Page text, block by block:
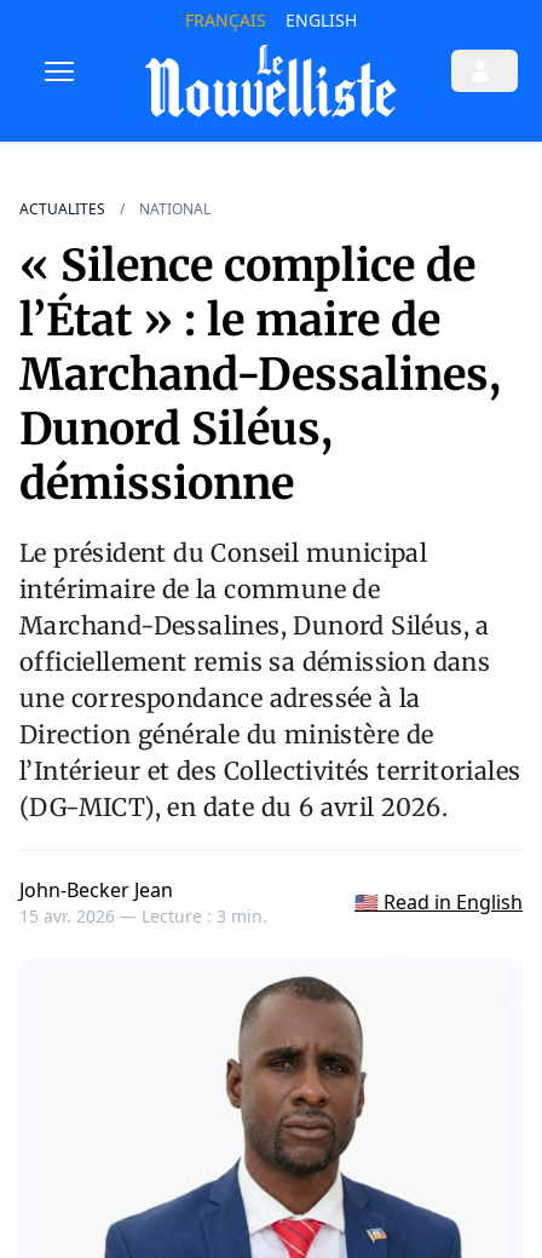
FRANÇAIS ENGLISH
ACTUALITES NATIONAL
« Silence complice de
l’État » : le maire de
Marchand-Dessalines,
Dunord Siléus,
démissionne
Le président du Conseil municipal
intérimaire de la commune de
Marchand-Dessalines, Dunord Siléus, a
officiellement remis sa démission dans
une correspondance adressée à la
Direction générale du ministère de
l’Intérieur et des Collectivités territoriales
(DG-MICT), en date du 6 avril 2026.
John-Becker Jean
15 avr. 2026 — Lecture : 3 min.
🇺🇸 Read in English